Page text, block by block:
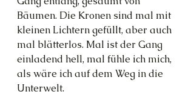
Bäumen. Die Kronen sind mal mit
kleinen Lichtern gefüllt, aber auch
mal blätterlos. Mal ist der Gang
einladend hell, mal fühle ich mich,
als wäre ich auf dem Weg in die
Unterwelt.